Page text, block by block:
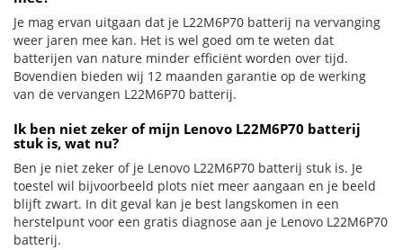
Je mag ervan uitgaan dat je L22M6P70 batterij na vervanging
weer jaren mee kan. Het is wel goed om te weten dat
batterijen van nature minder efficiënt worden over tijd.
Bovendien bieden wij 12 maanden garantie op de werking
van de vervangen L22M6P70 batterij.
Ik ben niet zeker of mijn Lenovo L22M6P70 batterij
stuk is, wat nu?
Ben je niet zeker of je Lenovo L22M6P70 batterij stuk is. Je
toestel wil bijvoorbeeld plots niet meer aangaan en je beeld
blijft zwart. In dit geval kan je best langskomen in een
herstelpunt voor een gratis diagnose aan je Lenovo L22M6P70
batterij.